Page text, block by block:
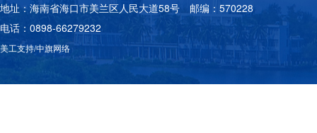
地址：海南省海口市美兰区人民大道58号 邮编：570228
电话：0898-66279232
美工支持/中旗网络